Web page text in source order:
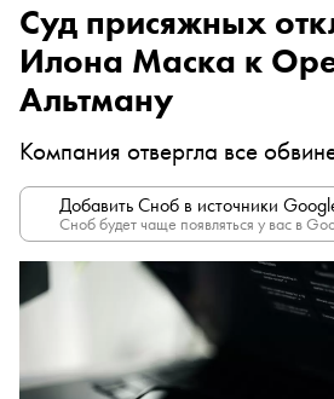
Суд присяжных
Илона Маска к
Альтману
Компания отвергла все
Добавить Сноб в источники
Сноб будет чаще появляться у вас в